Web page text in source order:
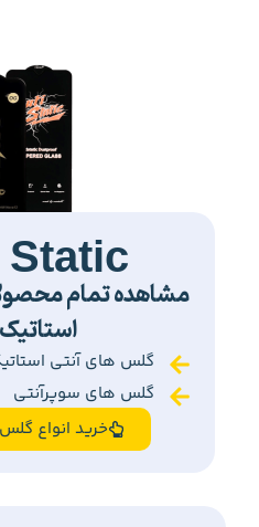
Static
مشاهده تمام
گلس های آنتی
گلس های سوپرآنتی
خرید انواع